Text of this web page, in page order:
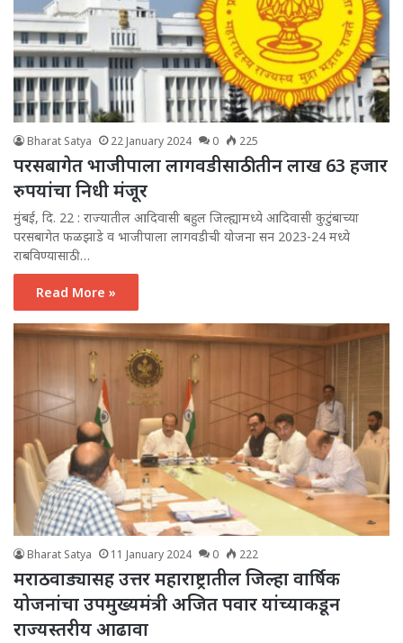
Bharat Satya 22 January 2024 0 225
परसबागेत भाजीपाला लागवडीसाठी तीन लाख 63 हजार
रुपयांचा निधी मंजूर
मुंबई, दि. 22 : राज्यातील आदिवासी बहुल जिल्ह्यामध्ये आदिवासी कुटुंबाच्या
परसबागेत फळझाडे व भाजीपाला लागवडीची योजना सन 2023-24 मध्ये
राबविण्यासाठी…
Read More »
Bharat Satya 11 January 2024 0 222
मराठवाड्यासह उत्तर महाराष्ट्रातील जिल्हा वार्षिक
योजनांचा उपमुख्यमंत्री अजित पवार यांच्याकडून
राज्यस्तरीय आढावा